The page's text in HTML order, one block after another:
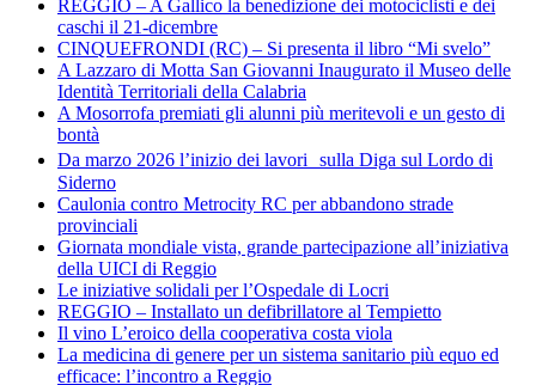
REGGIO – A Gallico la benedizione dei motociclisti e dei
caschi il 21-dicembre
CINQUEFRONDI (RC) – Si presenta il libro “Mi svelo”
A Lazzaro di Motta San Giovanni Inaugurato il Museo delle
Identità Territoriali della Calabria
A Mosorrofa premiati gli alunni più meritevoli e un gesto di
bontà
Da marzo 2026 l’inizio dei lavori sulla Diga sul Lordo di
Siderno
Caulonia contro Metrocity RC per abbandono strade
provinciali
Giornata mondiale vista, grande partecipazione all’iniziativa
della UICI di Reggio
Le iniziative solidali per l’Ospedale di Locri
REGGIO – Installato un defibrillatore al Tempietto
Il vino L’eroico della cooperativa costa viola
La medicina di genere per un sistema sanitario più equo ed
efficace: l’incontro a Reggio